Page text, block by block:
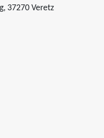
37270 Veretz